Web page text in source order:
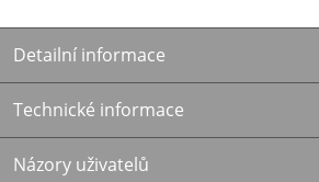
Detailní informace
Technické informace
Názory uživatelů